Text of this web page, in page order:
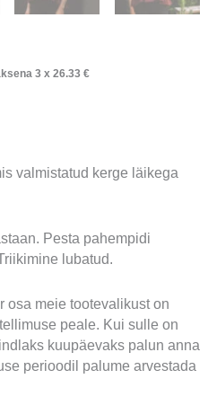
3 x 26.33 €
valmistatud kerge läikega
Pesta pahempidi
lubatud.
osa meie tootevalikust on
peale. Kui sulle on
kuupäevaks palun anna
perioodil palume arvestada